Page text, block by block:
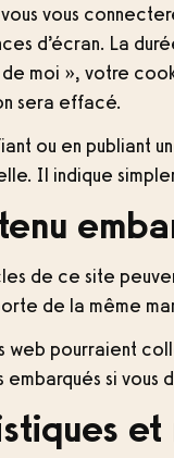
vous
d’écran. La
de moi », votre
sera effacé.
ou en publiant
Il indique
de ce site
de la même
web pourraient
embarqués si vous
et